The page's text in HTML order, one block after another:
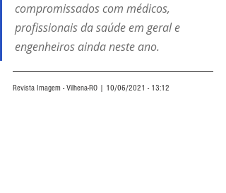
compromissados com médicos,
profissionais da saúde em geral e
engenheiros ainda neste ano.
Revista Imagem - Vilhena-RO | 10/06/2021 - 13:12